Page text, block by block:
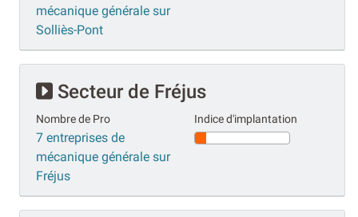
mécanique générale sur
Solliès-Pont
Secteur de Fréjus
Nombre de Pro
7 entreprises de
mécanique générale sur
Fréjus
Indice d'implantation